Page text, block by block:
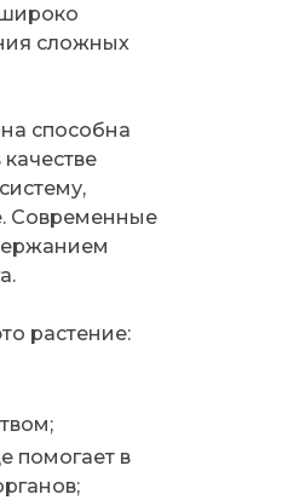
сложных
способна
Современные
растение:
помогает в